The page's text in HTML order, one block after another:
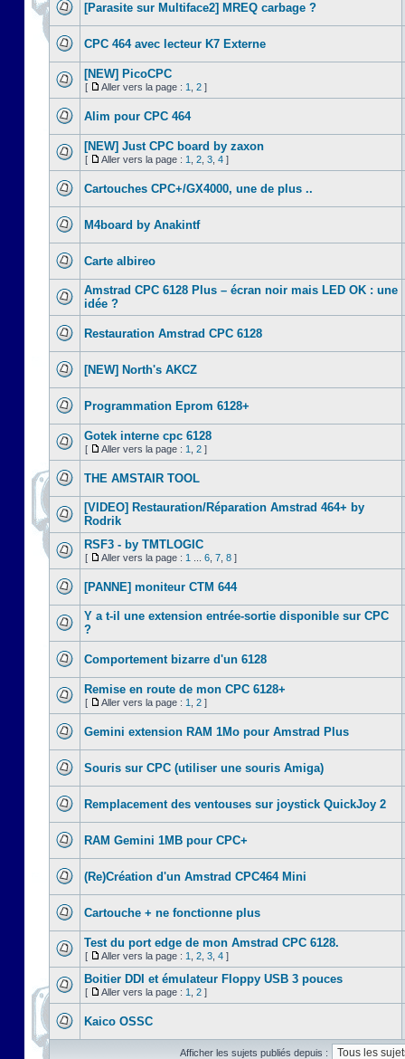
[Parasite sur Multiface2] MREQ carbage ?
CPC 464 avec lecteur K7 Externe
[NEW] PicoCPC
[ Aller vers la page : 1 2 ]
Alim pour CPC 464
[NEW] Just CPC board by zaxon
[ Aller vers la page : 1 2 3 4 ]
Cartouches CPC+/GX4000, une de plus ..
M4board by Anakintf
Carte albireo
Amstrad CPC 6128 Plus – écran noir mais LED OK : une
idée ?
Restauration Amstrad CPC 6128
[NEW] North's AKCZ
Programmation Eprom 6128+
Gotek interne cpc 6128
[ Aller vers la page : 1 2 ]
THE AMSTAIR TOOL
[VIDEO] Restauration/Réparation Amstrad 464+ by
Rodrik
RSF3 - by TMTLOGIC
[ Aller vers la page : 1 6 7 8 ]
[PANNE] moniteur CTM 644
Y a t-il une extension entrée-sortie disponible sur CPC
?
Comportement bizarre d'un 6128
Remise en route de mon CPC 6128+
[ Aller vers la page : 1 2 ]
Gemini extension RAM 1Mo pour Amstrad Plus
Souris sur CPC (utiliser une souris Amiga)
Remplacement des ventouses sur joystick QuickJoy 2
RAM Gemini 1MB pour CPC+
(Re)Création d'un Amstrad CPC464 Mini
Cartouche + ne fonctionne plus
Test du port edge de mon Amstrad CPC 6128.
[ Aller vers la page : 1 2 3 4 ]
Boitier DDI et émulateur Floppy USB 3 pouces
[ Aller vers la page : 1 2 ]
Kaico OSSC
Afficher les sujets publiés depuis :